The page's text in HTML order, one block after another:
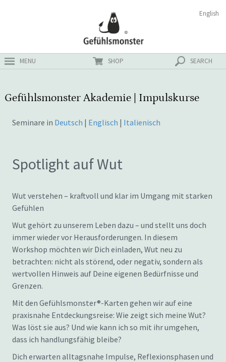
MENU SHOP SEARCH
English
Gefühlsmonster Akademie | Impulskurse
Seminare in Deutsch | Englisch | Italienisch
Spotlight auf Wut
Wut verstehen – kraftvoll und klar im Umgang mit starken
Gefühlen
Wut gehört zu unserem Leben dazu – und stellt uns doch
immer wieder vor Herausforderungen. In diesem
Workshop möchten wir Dich einladen, Wut neu zu
betrachten: nicht als störend, oder negativ, sondern als
wertvollen Hinweis auf Deine eigenen Bedürfnisse und
Grenzen.
Mit den Gefühlsmonster®-Karten gehen wir auf eine
praxisnahe Entdeckungsreise: Wie zeigt sich meine Wut?
Was löst sie aus? Und wie kann ich so mit ihr umgehen,
dass ich handlungsfähig bleibe?
Dich erwarten alltagsnahe Impulse, Reflexionsphasen und